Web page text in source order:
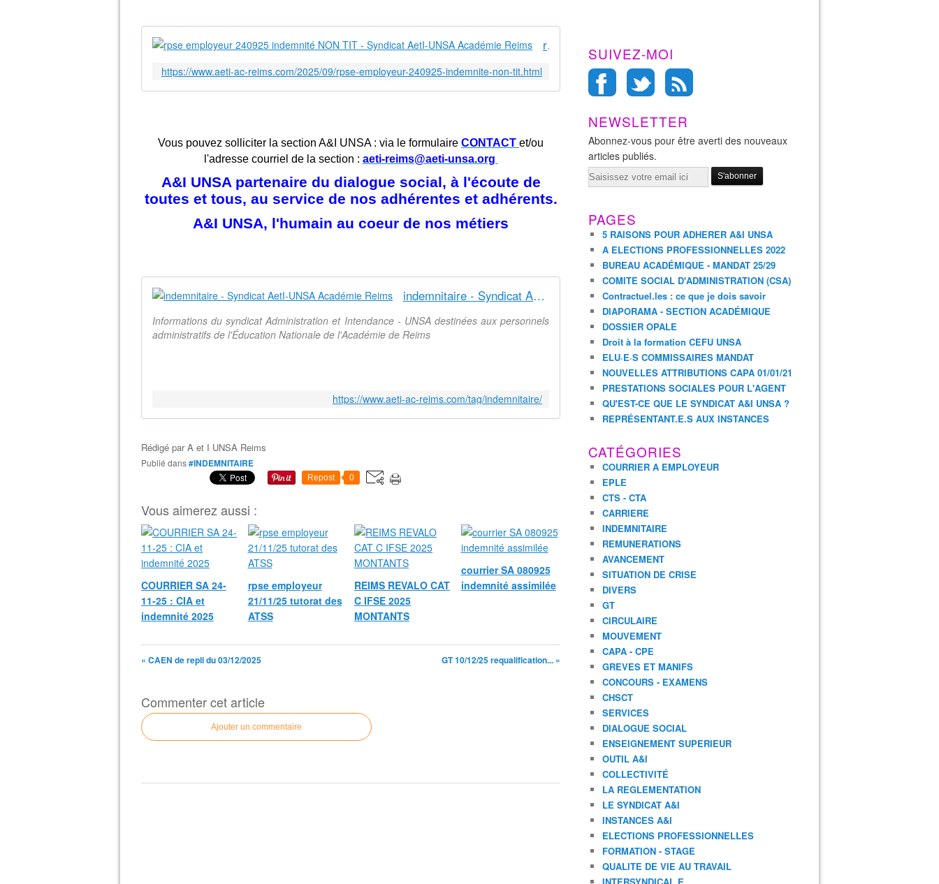
rpse employeur 240925 indemnité NON TIT - Syndicat AetI-UNSA Académie Reims
https://www.aeti-ac-reims.com/2025/09/rpse-employeur-240925-indemnite-non-tit.html
Vous pouvez solliciter la section A&I UNSA : via le formulaire CONTACT et/ou
l'adresse courriel de la section : aeti-reims@aeti-unsa.org
A&I UNSA partenaire du dialogue social, à l'écoute de
toutes et tous, au service de nos adhérentes et adhérents.
A&I UNSA, l'humain au coeur de nos métiers
indemnitaire - Syndicat AetI-UNSA Académie Reims
Informations du syndicat Administration et Intendance - UNSA destinées aux personnels
administratifs de l'Éducation Nationale de l'Académie de Reims
https://www.aeti-ac-reims.com/tag/indemnitaire/
Rédigé parA et I UNSA Reims
Publié dans#INDEMNITAIRE
Repost 0
Vous aimerez aussi :
COURRIER SA 24-
11-25 : CIA et
indemnité 2025
rpse employeur
21/11/25 tutorat des
ATSS
REIMS REVALO CAT
C IFSE 2025
MONTANTS
courrier SA 080925
indemnité assimilée
« CAEN de repli du 03/12/2025 GT 10/12/25 requalification... »
Commenter cet article
Ajouter un commentaire
SUIVEZ-MOI
NEWSLETTER
Abonnez-vous pour être averti des nouveaux
articles publiés.
Email
PAGES
5 RAISONS POUR ADHERER A&I UNSA
A ELECTIONS PROFESSIONNELLES 2022
BUREAU ACADÉMIQUE - MANDAT 25/29
COMITE SOCIAL D'ADMINISTRATION (CSA)
Contractuel.les : ce que je dois savoir
DIAPORAMA - SECTION ACADÉMIQUE
DOSSIER OPALE
Droit à la formation CEFU UNSA
ELU·E·S COMMISSAIRES MANDAT
NOUVELLES ATTRIBUTIONS CAPA 01/01/21
PRESTATIONS SOCIALES POUR L'AGENT
QU'EST-CE QUE LE SYNDICAT A&I UNSA ?
REPRÉSENTANT.E.S AUX INSTANCES
CATÉGORIES
COURRIER A EMPLOYEUR
EPLE
CTS - CTA
CARRIERE
INDEMNITAIRE
REMUNERATIONS
AVANCEMENT
SITUATION DE CRISE
DIVERS
GT
CIRCULAIRE
MOUVEMENT
CAPA - CPE
GREVES ET MANIFS
CONCOURS - EXAMENS
CHSCT
SERVICES
DIALOGUE SOCIAL
ENSEIGNEMENT SUPERIEUR
OUTIL A&I
COLLECTIVITÉ
LA REGLEMENTATION
LE SYNDICAT A&I
INSTANCES A&I
ELECTIONS PROFESSIONNELLES
FORMATION - STAGE
QUALITE DE VIE AU TRAVAIL